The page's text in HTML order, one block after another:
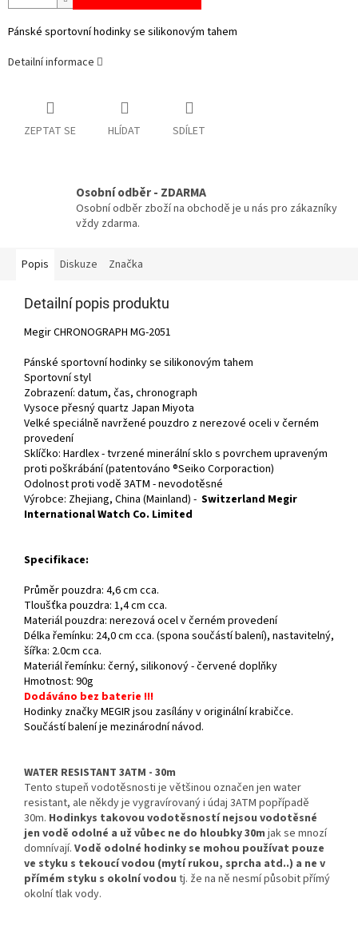
Pánské sportovní hodinky se silikonovým tahem
Detailní informace
ZEPTAT SE HLÍDAT SDÍLET
Osobní odběr - ZDARMA
Osobní odběr zboží na obchodě je u nás pro zákazníky
vždy zdarma.
Popis Diskuze Značka
Detailní popis produktu
Megir CHRONOGRAPH MG-2051
Pánské sportovní hodinky se silikonovým tahem
Sportovní styl
Zobrazení: datum, čas, chronograph
Vysoce přesný quartz Japan Miyota
Velké speciálně navržené pouzdro z nerezové oceli v černém
provedení
Sklíčko: Hardlex - tvrzené minerální sklo s povrchem upraveným
proti poškrábání (patentováno ®Seiko Corporaction)
Odolnost proti vodě 3ATM - nevodotěsné
Výrobce: Zhejiang, China (Mainland) - Switzerland Megir
International Watch Co. Limited
Specifikace:
Průměr pouzdra: 4,6 cm cca.
Tloušťka pouzdra: 1,4 cm cca.
Materiál pouzdra: nerezová ocel v černém provedení
Délka řemínku: 24,0 cm cca. (spona součástí balení), nastavitelný,
šířka: 2.0cm cca.
Materiál řemínku: černý, silikonový - červené doplňky
Hmotnost: 90g
Dodáváno bez baterie !!!
Hodinky značky MEGIR jsou zasílány v originální krabičce.
Součástí balení je mezinárodní návod.
WATER RESISTANT 3ATM - 30m
Tento stupeň vodotěsnosti je většinou označen jen water
resistant, ale někdy je vygravírovaný i údaj 3ATM popřípadě
30m. Hodinkys takovou vodotěsností nejsou vodotěsné
jen vodě odolné a už vůbec ne do hloubky 30m jak se mnozí
domnívají. Vodě odolné hodinky se mohou používat pouze
ve styku s tekoucí vodou (mytí rukou, sprcha atd..) a ne v
přímém styku s okolní vodou tj. že na ně nesmí působit přímý
okolní tlak vody.